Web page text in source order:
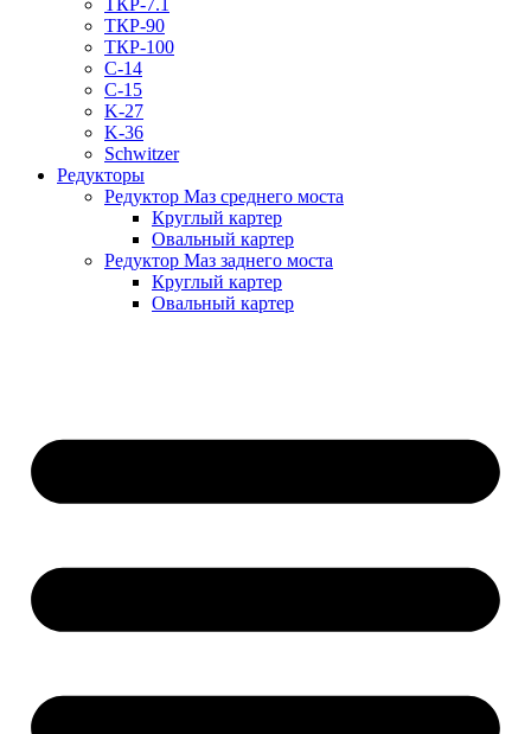
ТКР-7.1
ТКР-90
ТКР-100
C-14
C-15
K-27
K-36
Schwitzer
Редукторы
Редуктор Маз среднего моста
Круглый картер
Овальный картер
Редуктор Маз заднего моста
Круглый картер
Овальный картер